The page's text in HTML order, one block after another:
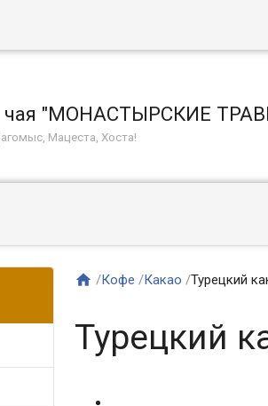
чая "МОНАСТЫРСКИЕ
Мацеста, Хоста!
 /Кофе /Какао /Турецкий
Турецкий